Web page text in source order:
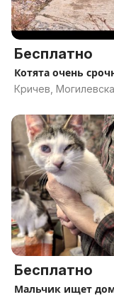
Бесплатно
Котята очень
Кричев,
Бесплатно
Мальчик ищет